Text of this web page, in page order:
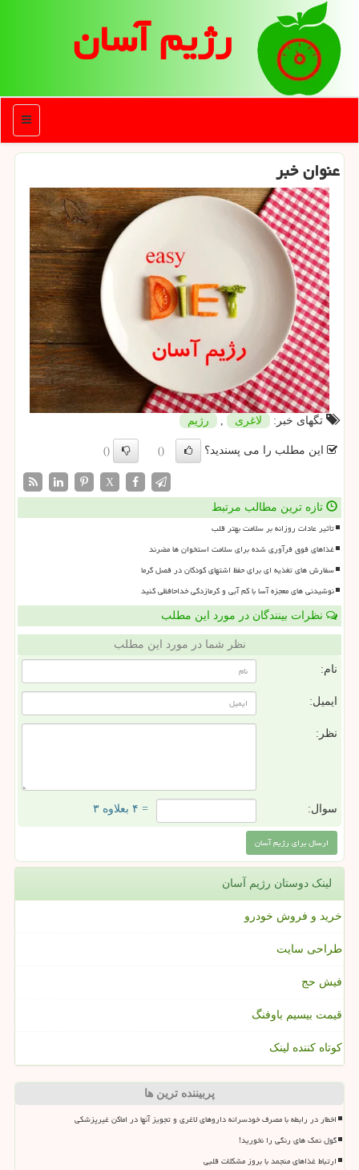
رژیم آسان
منو
عنوان خبر
تگهای خبر: لاغری رژیم
این مطلب را می پسندید؟ ()
()
X
تازه ترین مطالب مرتبط
تأثیر عادات روزانه بر سلامت بهتر قلب
غذاهای فوق فرآوری شده برای سلامت استخوان ها مضرند
سفارش های تغذیه ای برای حفظ اشتهای کودکان در فصل گرما
نوشیدنی های معجزه آسا با کم آبی و گرمازدگی خداحافظی کنید
نظرات بینندگان در مورد این مطلب
نظر شما در مورد این مطلب
نام:
ایمیل:
نظر:
سوال: = ۴ بعلاوه ۳
لینک دوستان رژیم آسان
خرید و فروش خودرو
طراحی سایت
فیش حج
قیمت بیسیم باوفنگ
کوتاه کننده لینک
پربیننده ترین ها
اخطار در رابطه با مصرف خودسرانه داروهای لاغری و تجویز آنها در اماکن غیرپزشکی
گول نمک های رنگی را نخورید!
ارتباط غذاهای منجمد با بروز مشکلات قلبی